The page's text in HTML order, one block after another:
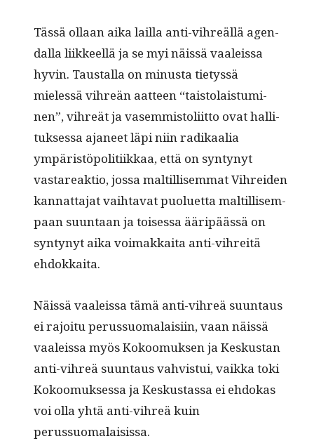
Tässä ollaan aika lail­la anti-vihreäl­lä agen­
dal­la liik­keel­lä ja se myi näis­sä vaaleis­sa
hyvin. Taustal­la on minus­ta tietyssä
mielessä vihreän aat­teen “tais­to­lais­tu­mi­
nen”, vihreät ja vasem­mis­toli­it­to ovat hal­li­
tuk­ses­sa aja­neet läpi niin radikaalia
ympäristöpoli­ti­ikkaa, että on syn­tynyt
vastareak­tio, jos­sa maltil­lisem­mat Vihrei­den
kan­nat­ta­jat vai­h­ta­vat puoluet­ta maltil­lisem­
paan suun­taan ja toises­sa ääripäässä on
syn­tynyt aika voimakkai­ta anti-vihre­itä
ehdokkaita.
Näis­sä vaaleis­sa tämä anti-vihreä suun­taus
ei rajoitu perus­suo­ma­laisi­in, vaan näis­sä
vaaleis­sa myös Kokoomuk­sen ja Keskus­tan
anti-vihreä suun­taus vahvis­tui, vaik­ka toki
Kokoomuk­ses­sa ja Keskus­tas­sa ei ehdokas
voi olla yhtä anti-vihreä kuin
perussuomalaisissa.